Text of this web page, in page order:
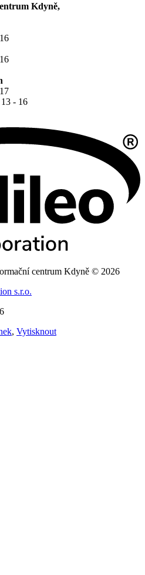
Kdyně,
- 16
centrum Kdyně © 2026
s.r.o.
, Vytisknout